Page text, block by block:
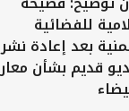
للفضائية
بعد إعادة نشر
قديم بشأن